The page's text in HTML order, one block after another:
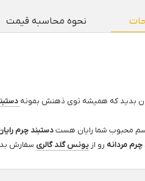
نحوه محاسبه قیمت
بدید که همیشه توی ذهنش بمونه
محبوب شما رایان هستدستبند چرم
چرم مردانه رو از یونس گلد گالری سفارش